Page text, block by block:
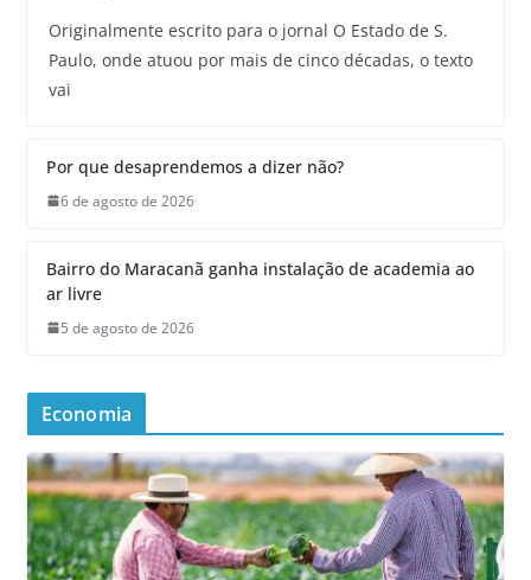
Originalmente escrito para o jornal O Estado de S.
Paulo, onde atuou por mais de cinco décadas, o texto
vai
Por que desaprendemos a dizer não?
6 de agosto de 2026
Bairro do Maracanã ganha instalação de academia ao
ar livre
5 de agosto de 2026
Economia